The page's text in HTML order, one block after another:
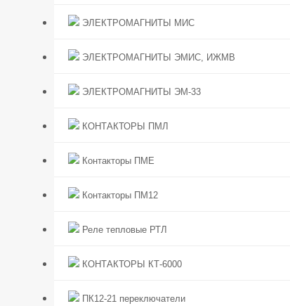
ЭЛЕКТРОМАГНИТЫ МИС
ЭЛЕКТРОМАГНИТЫ ЭМИС, ИЖМВ
ЭЛЕКТРОМАГНИТЫ ЭМ-33
КОНТАКТОРЫ ПМЛ
Контакторы ПМЕ
Контакторы ПМ12
Реле тепловые РТЛ
КОНТАКТОРЫ КТ-6000
ПК12-21 переключатели